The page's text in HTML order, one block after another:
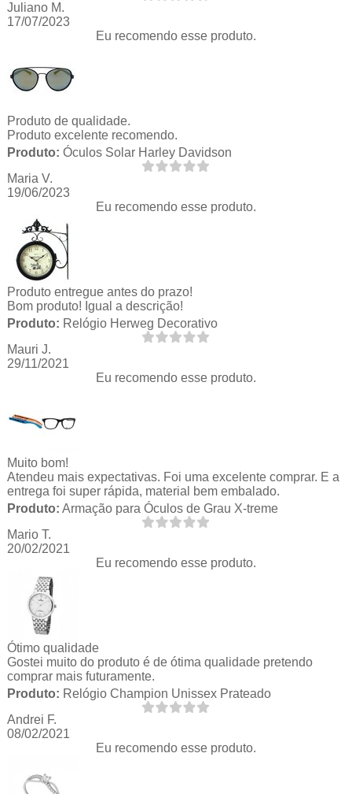
Juliano M.
17/07/2023
Eu recomendo esse produto.
Produto de qualidade.
Produto excelente recomendo.
Produto: Óculos Solar Harley Davidson
Maria V.
19/06/2023
Eu recomendo esse produto.
Produto entregue antes do prazo!
Bom produto! Igual a descrição!
Produto: Relógio Herweg Decorativo
Mauri J.
29/11/2021
Eu recomendo esse produto.
Muito bom!
Atendeu mais expectativas. Foi uma excelente comprar. E a
entrega foi super rápida, material bem embalado.
Produto: Armação para Óculos de Grau X-treme
Mario T.
20/02/2021
Eu recomendo esse produto.
Ótimo qualidade
Gostei muito do produto é de ótima qualidade pretendo
comprar mais futuramente.
Produto: Relógio Champion Unissex Prateado
Andrei F.
08/02/2021
Eu recomendo esse produto.